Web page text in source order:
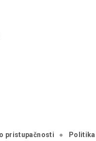
o pristupačnosti